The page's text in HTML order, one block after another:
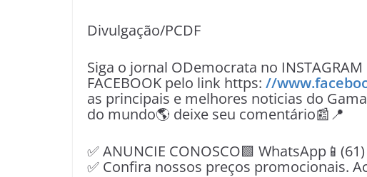
Divulgação/PCDF
Siga o jornal ODemocrata no
FACEBOOK pelo link https: //
as principais e melhores noticias do
do mundo🌎 deixe seu comentário📰📍
✅ ANUNCIE CONOSCO🟩
✅ Confira nossos preços promocionais.